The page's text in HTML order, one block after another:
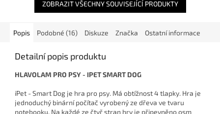
ZOBRAZIT VŠECHNY SOUVISEJÍCÍ PRODUKTY
Popis Podobné (16) Diskuze Značka Ostatní informace
Detailní popis produktu
HLAVOLAM PRO PSY - IPET SMART DOG
iPet - Smart Dog je hra pro psy. Má obtížnost 4 tlapky. Hra je
jednoduchý binární počítač vyrobený ze dřeva ve tvaru
notebooku. Na každé ze čtyř stran hry je připevněno osm